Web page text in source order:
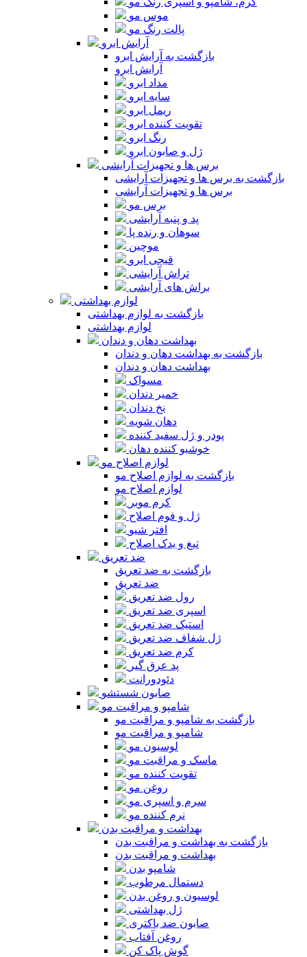
موس مو
پالت رنگ مو
آرایش ابرو
بازگشت به آرایش ابرو
آرایش ابرو
مداد ابرو
سایه ابرو
ریمل ابرو
تقویت کننده ابرو
رنگ ابرو
ژل و صابون ابرو
برس ها و تجهیزات آرایشی
بازگشت به برس ها و تجهیزات آرایشی
برس ها و تجهیزات آرایشی
برس مو
پد و پنبه آرایشی
سوهان و رنده پا
موچین
قیچی ابرو
تراش آرایشی
براش های آرایشی
لوازم بهداشتی
بازگشت به لوازم بهداشتی
لوازم بهداشتی
بهداشت دهان و دندان
بازگشت به بهداشت دهان و دندان
بهداشت دهان و دندان
مسواک
خمیر دندان
نخ دندان
دهان شویه
پودر و ژل سفید کننده
خوشبو کننده دهان
لوازم اصلاح مو
بازگشت به لوازم اصلاح مو
لوازم اصلاح مو
کرم موبر
ژل و فوم اصلاح
افتر شیو
تیغ و یدک اصلاح
ضد تعریق
بازگشت به ضد تعریق
ضد تعریق
رول ضد تعریق
اسپری ضد تعریق
استیک ضد تعریق
ژل شفاف ضد تعریق
کرم ضد تعریق
پد عرق گیر
دئودورانت
صابون شستشو
شامپو و مراقبت مو
بازگشت به شامپو و مراقبت مو
شامپو و مراقبت مو
لوسیون مو
ماسک و مراقبت مو
تقویت کننده مو
روغن مو
سرم و اسپری مو
نرم کننده مو
بهداشت و مراقبت بدن
بازگشت به بهداشت و مراقبت بدن
بهداشت و مراقبت بدن
شامپو بدن
دستمال مرطوب
لوسیون و روغن بدن
ژل بهداشتی
صابون ضد باکتری
روغن آفتاب
گوش پاک کن